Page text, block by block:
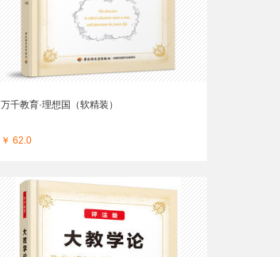
万千教育·理想国（软精装）
￥ 62.0